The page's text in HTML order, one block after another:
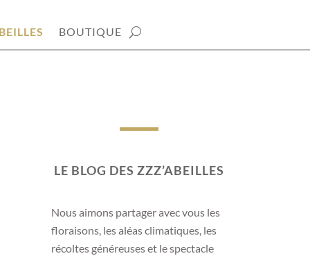
BOUTIQUE
Le printemps 2026 restera comme une saison
abeilles. Dès les premières semaines, les
LE BLOG DES ZZZ’ABEILLES
Nous aimons partager avec vous les
floraisons, les aléas climatiques, les
récoltes généreuses et le spectacle